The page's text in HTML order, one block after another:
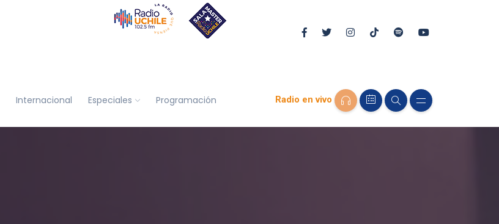
Internacional Especiales Programación Radio en vivo